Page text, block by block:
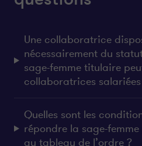
Une collaboratrice
nécessairement du
sage-femme titulaire
collaboratrices salariées
Quelles sont les
répondre la sage-
au tableau de l’ordre ?